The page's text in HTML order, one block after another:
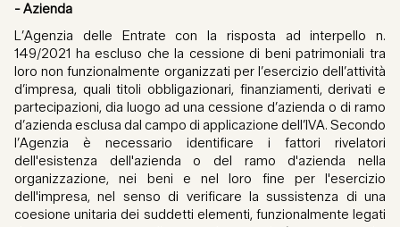
- Azienda
L’Agenzia delle Entrate con la risposta ad interpello n.
149/2021 ha escluso che la cessione di beni patrimoniali tra
loro non funzionalmente organizzati per l’esercizio dell’attività
d’impresa, quali titoli obbligazionari, finanziamenti, derivati e
partecipazioni, dia luogo ad una cessione d’azienda o di ramo
d’azienda esclusa dal campo di applicazione dell’IVA. Secondo
l’Agenzia è necessario identificare i fattori rivelatori
dell'esistenza dell'azienda o del ramo d'azienda nella
organizzazione, nei beni e nel loro fine per l'esercizio
dell'impresa, nel senso di verificare la sussistenza di una
coesione unitaria dei suddetti elementi, funzionalmente legati